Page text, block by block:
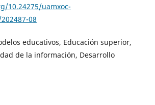
10.24275/uamxoc-
08
educativos, Educación superior,
de la información, Desarrollo